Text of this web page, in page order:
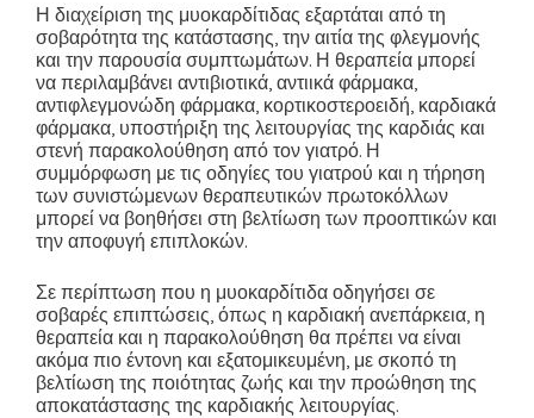
Η διαχείριση της μυοκαρδίτιδας εξαρτάται από τη
σοβαρότητα της κατάστασης, την αιτία της φλεγμονής
και την παρουσία συμπτωμάτων. Η θεραπεία μπορεί
να περιλαμβάνει αντιβιοτικά, αντιικά φάρμακα,
αντιφλεγμονώδη φάρμακα, κορτικοστεροειδή, καρδιακά
φάρμακα, υποστήριξη της λειτουργίας της καρδιάς και
στενή παρακολούθηση από τον γιατρό. Η
συμμόρφωση με τις οδηγίες του γιατρού και η τήρηση
των συνιστώμενων θεραπευτικών πρωτοκόλλων
μπορεί να βοηθήσει στη βελτίωση των προοπτικών και
την αποφυγή επιπλοκών.
Σε περίπτωση που η μυοκαρδίτιδα οδηγήσει σε
σοβαρές επιπτώσεις, όπως η καρδιακή ανεπάρκεια, η
θεραπεία και η παρακολούθηση θα πρέπει να είναι
ακόμα πιο έντονη και εξατομικευμένη, με σκοπό τη
βελτίωση της ποιότητας ζωής και την προώθηση της
αποκατάστασης της καρδιακής λειτουργίας.